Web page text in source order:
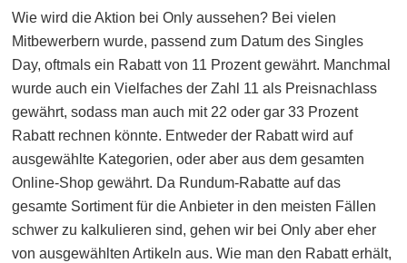
Wie wird die Aktion bei Only aussehen? Bei vielen
Mitbewerbern wurde, passend zum Datum des Singles
Day, oftmals ein Rabatt von 11 Prozent gewährt. Manchmal
wurde auch ein Vielfaches der Zahl 11 als Preisnachlass
gewährt, sodass man auch mit 22 oder gar 33 Prozent
Rabatt rechnen könnte. Entweder der Rabatt wird auf
ausgewählte Kategorien, oder aber aus dem gesamten
Online-Shop gewährt. Da Rundum-Rabatte auf das
gesamte Sortiment für die Anbieter in den meisten Fällen
schwer zu kalkulieren sind, gehen wir bei Only aber eher
von ausgewählten Artikeln aus. Wie man den Rabatt erhält,